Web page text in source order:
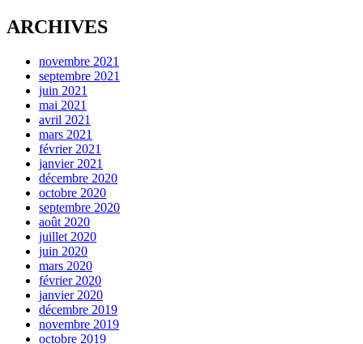
ARCHIVES
novembre 2021
septembre 2021
juin 2021
mai 2021
avril 2021
mars 2021
février 2021
janvier 2021
décembre 2020
octobre 2020
septembre 2020
août 2020
juillet 2020
juin 2020
mars 2020
février 2020
janvier 2020
décembre 2019
novembre 2019
octobre 2019